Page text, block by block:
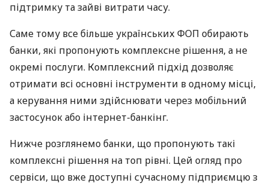
підтримку та зайві витрати часу.
Саме тому все більше українських ФОП обирають
банки, які пропонують комплексне рішення, а не
окремі послуги. Комплексний підхід дозволяє
отримати всі основні інструменти в одному місці,
а керування ними здійснювати через мобільний
застосунок або інтернет-банкінг.
Нижче розглянемо банки, що пропонують такі
комплексні рішення на топ рівні. Цей огляд про
сервіси, що вже доступні сучасному підприємцю з